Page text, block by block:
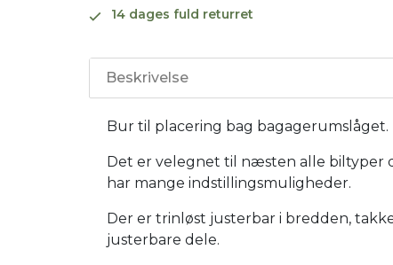
14 dages fuld returret
Beskrivelse
Bur til placering bag bagagerumslåget.
Det er velegnet til næsten alle biltyper
har mange indstillingsmuligheder.
Der er trinløst justerbar i bredden,
justerbare dele.